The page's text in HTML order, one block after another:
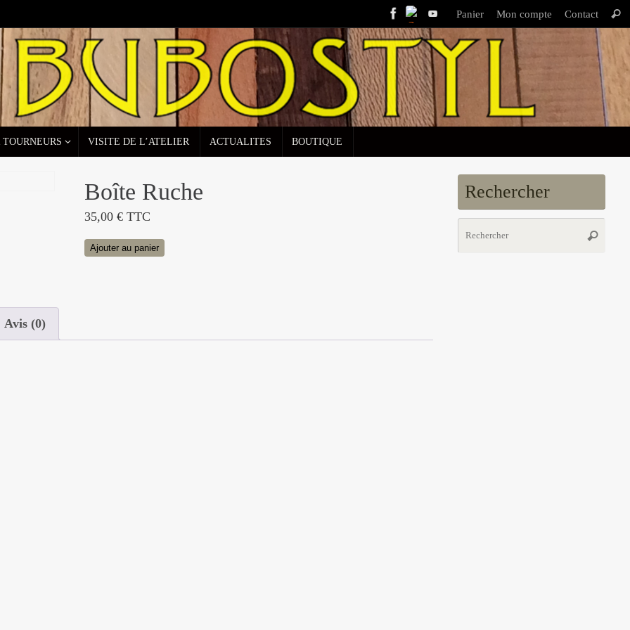
Panier Mon compte Contact
:
VISITE DE L’ATELIER ACTUALITES BOUTIQUE
Boîte Ruche
35,00 € TTC
quantité
Ajouter au panier
Avis (0)
Rechercher